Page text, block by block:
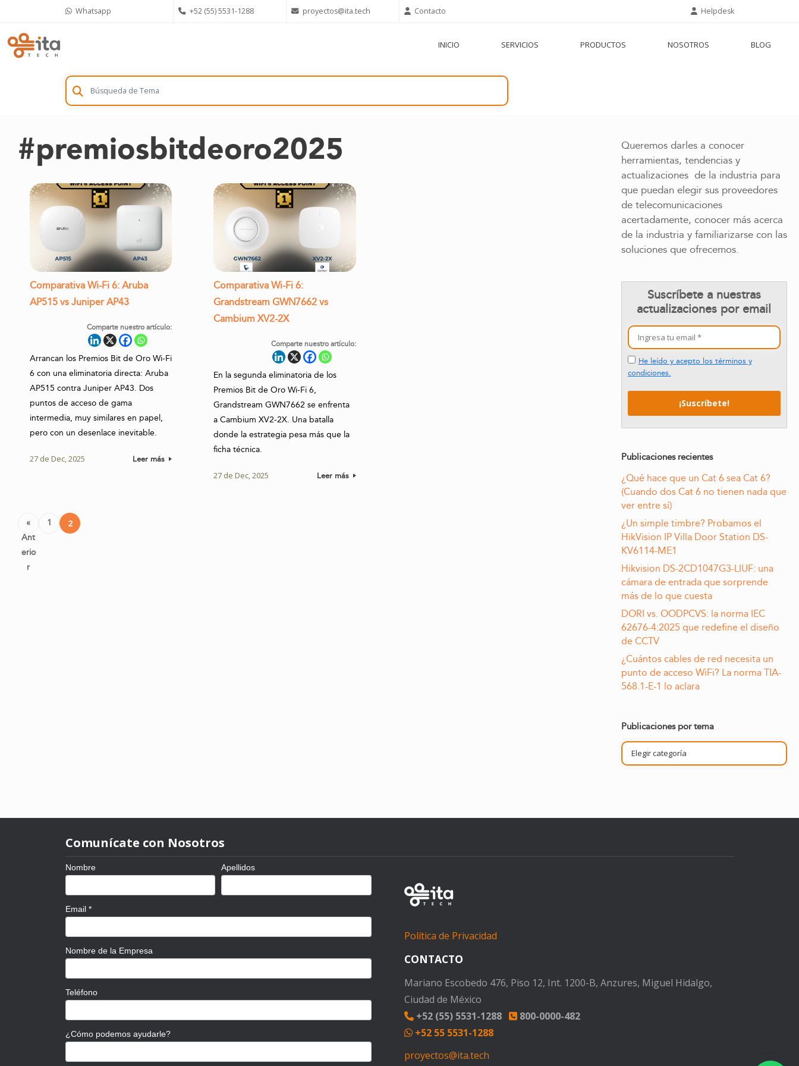
Whatsapp +52 (55) 5531-1288 proyectos@ita.tech Contacto Helpdesk
INICIO SERVICIOS PRODUCTOS NOSOTROS BLOG
#premiosbitdeoro2025
Comparativa Wi-Fi 6: Aruba
AP515 vs Juniper AP43
Comparte nuestro artículo:
Arrancan los Premios Bit de Oro Wi-Fi
6 con una eliminatoria directa: Aruba
AP515 contra Juniper AP43. Dos
puntos de acceso de gama
intermedia, muy similares en papel,
pero con un desenlace inevitable.
27 de Dec, 2025 Leer más
Comparativa Wi-Fi 6:
Grandstream GWN7662 vs
Cambium XV2-2X
Comparte nuestro artículo:
En la segunda eliminatoria de los
Premios Bit de Oro Wi-Fi 6,
Grandstream GWN7662 se enfrenta
a Cambium XV2-2X. Una batalla
donde la estrategia pesa más que la
ficha técnica.
27 de Dec, 2025 Leer más
Post navigation
«
Ant
erio
r
1 2
Queremos darles a conocer
herramientas, tendencias y
actualizaciones de la industria para
que puedan elegir sus proveedores
de telecomunicaciones
acertadamente, conocer más acerca
de la industria y familiarizarse con las
soluciones que ofrecemos.
Suscríbete a nuestras
actualizaciones por email
He leído y acepto los términos y
condiciones.
Publicaciones recientes
¿Qué hace que un Cat 6 sea Cat 6?
(Cuando dos Cat 6 no tienen nada que
ver entre sí)
¿Un simple timbre? Probamos el
HikVision IP Villa Door Station DS-
KV6114-ME1
Hikvision DS-2CD1047G3-LIUF: una
cámara de entrada que sorprende
más de lo que cuesta
DORI vs. OODPCVS: la norma IEC
62676-4:2025 que redefine el diseño
de CCTV
¿Cuántos cables de red necesita un
punto de acceso WiFi? La norma TIA-
568.1-E-1 lo aclara
Publicaciones por tema
Publicaciones
por
tema
Comunícate con Nosotros
Nombre Apellidos
Email *
Nombre de la Empresa
Teléfono
¿Cómo podemos ayudarle?
Política de Privacidad
CONTACTO
Mariano Escobedo 476, Piso 12, Int. 1200-B, Anzures, Miguel Hidalgo,
Ciudad de México
+52 (55) 5531-1288
800-0000-482
+52 55 5531-1288
proyectos@ita.tech